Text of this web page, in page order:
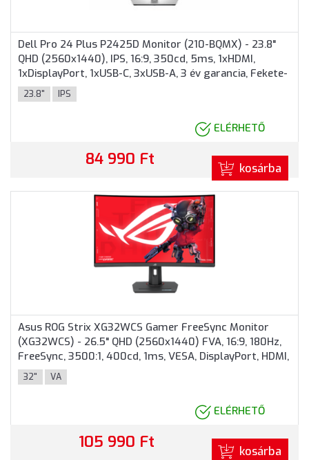
Dell Pro 24 Plus P2425D Monitor (210-BQMX) - 23.8"
QHD (2560x1440), IPS, 16:9, 350cd, 5ms, 1xHDMI,
1xDisplayPort, 1xUSB-C, 3xUSB-A, 3 év garancia, Fekete-
ezüst színben
23.8" IPS
ELÉRHETŐ
84 990 Ft kosárba
Asus ROG Strix XG32WCS Gamer FreeSync Monitor
(XG32WCS) - 26.5" QHD (2560x1440) FVA, 16:9, 180Hz,
FreeSync, 3500:1, 400cd, 1ms, VESA, DisplayPort, HDMI,
USB Type-C, 3 év garancia, Fekete színben
32" VA
ELÉRHETŐ
105 990 Ft kosárba